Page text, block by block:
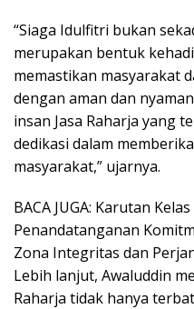
“Siaga Idulfitri bukan
merupakan bentuk
memastikan masyarakat
dengan aman dan
insan Jasa Raharja yang
dedikasi dalam
masyarakat,” ujarnya.
BACA JUGA: Karutan
Penandatanganan
Zona Integritas dan
Lebih lanjut, Awaluddin
Raharja tidak hanya